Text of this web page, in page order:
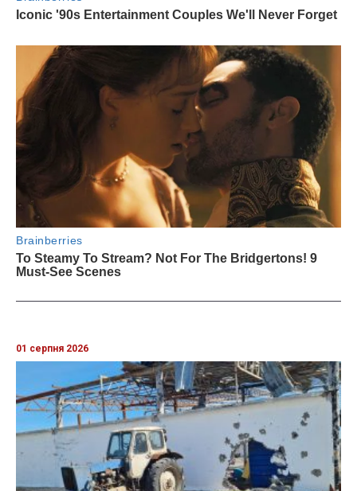
01 серпня 2026